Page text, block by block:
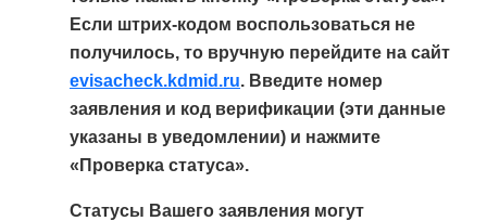
Если штрих-кодом воспользоваться не
получилось, то вручную перейдите на сайт
evisacheck.kdmid.ru. Введите номер
заявления и код верификации (эти данные
указаны в уведомлении) и нажмите
«Проверка статуса».
Статусы Вашего заявления могут